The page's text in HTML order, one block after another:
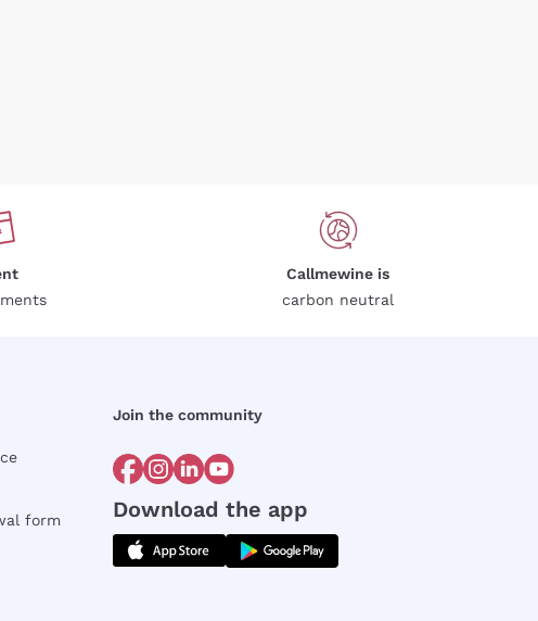
Callmewine is
carbon neutral
form
Join the community
Download the app